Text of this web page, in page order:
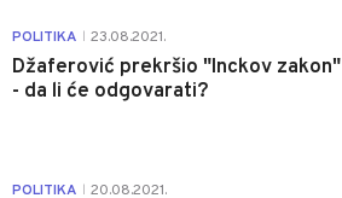
POLITIKA 23.08.2021.
Džaferović prekršio "Inckov zakon"
- da li će odgovarati?
POLITIKA 20.08.2021.